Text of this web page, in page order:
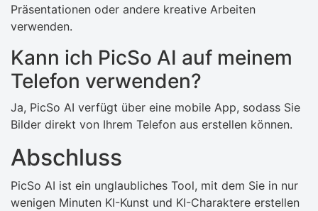
Präsentationen oder andere kreative Arbeiten
verwenden.
Kann ich PicSo AI auf meinem
Telefon verwenden?
Ja, PicSo AI verfügt über eine mobile App, sodass Sie
Bilder direkt von Ihrem Telefon aus erstellen können.
Abschluss
PicSo AI ist ein unglaubliches Tool, mit dem Sie in nur
wenigen Minuten KI-Kunst und KI-Charaktere erstellen